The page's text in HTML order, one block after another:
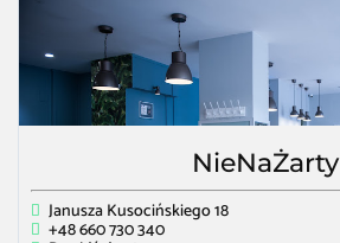
NieNaŻarty
Janusza Kusocińskiego 18
+48 660 730 340